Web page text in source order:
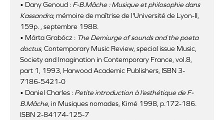
• Dany Genoud : F-B.Mâche : Musique et philosophie dans
Kassandra, mémoire de maîtrise de l'Université de Lyon-II,
159p. , septembre 1988.
• Márta Grabócz : The Demiurge of sounds and the poeta
doctus, Contemporary Music Review, special issue Music,
Society and Imagination in Contemporary France, vol.8,
part 1, 1993, Harwood Academic Publishers, ISBN 3-
7186-5421-0
• Daniel Charles : Petite introduction à l’esthétique de F-
B.Mâche, in Musiques nomades, Kimé 1998, p.172-186.
ISBN 2-84174-125-7